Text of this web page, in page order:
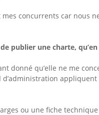
concurrents car nous
publier une charte,
donné qu’elle ne me
ou une fiche technique